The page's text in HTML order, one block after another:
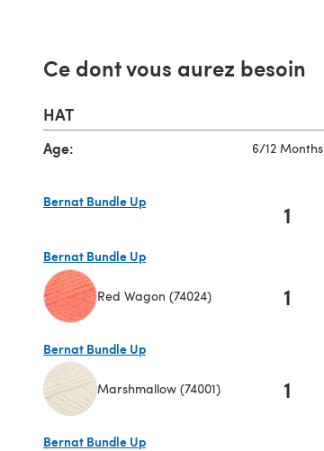
Ce dont vous aurez besoin
HAT
Age: 6/12 Months
Bernat Bundle Up
1
Bernat Bundle Up
Red Wagon (74024) 1
Bernat Bundle Up
Marshmallow (74001) 1
Bernat Bundle Up